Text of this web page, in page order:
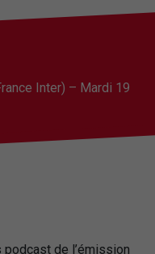
Inter) – Mardi 19
de l’émission